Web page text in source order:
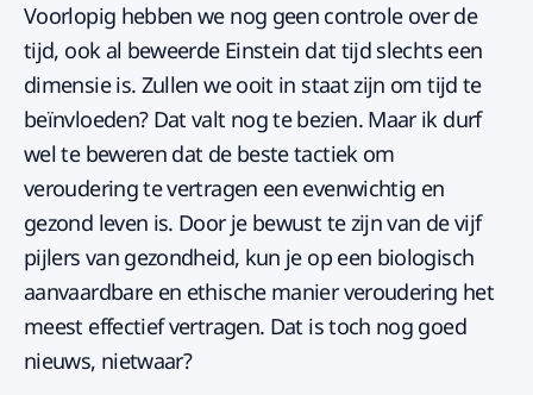
Voorlopig hebben we nog geen controle over de
tijd, ook al beweerde Einstein dat tijd slechts een
dimensie is. Zullen we ooit in staat zijn om tijd te
beïnvloeden? Dat valt nog te bezien. Maar ik durf
wel te beweren dat de beste tactiek om
veroudering te vertragen een evenwichtig en
gezond leven is. Door je bewust te zijn van de vijf
pijlers van gezondheid, kun je op een biologisch
aanvaardbare en ethische manier veroudering het
meest effectief vertragen. Dat is toch nog goed
nieuws, nietwaar?